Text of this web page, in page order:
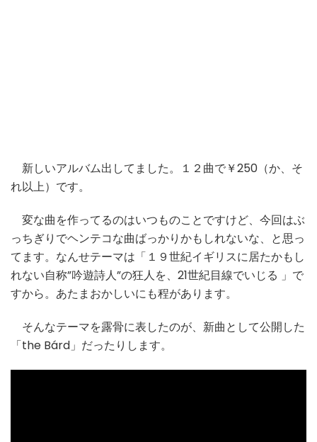
新しいアルバム出してました。１２曲で￥250（か、そ
れ以上）です。
変な曲を作ってるのはいつものことですけど、今回はぶ
っちぎりでヘンテコな曲ばっかりかもしれないな、と思っ
てます。なんせテーマは「１９世紀イギリスに居たかもし
れない自称”吟遊詩人”の狂人を、21世紀目線でいじる 」で
すから。あたまおかしいにも程があります。
そんなテーマを露骨に表したのが、新曲として公開した
「the Bárd」だったりします。